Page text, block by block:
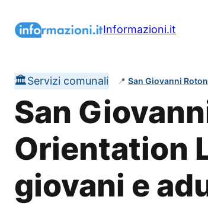
Informazioni.it
🏛️Servizi comunali 📍 San Giovanni
San
Orientation
giovani e